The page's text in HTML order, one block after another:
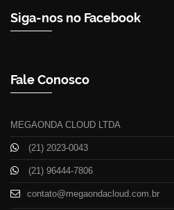
Siga-nos no Facebook
Fale Conosco
MEGAONDA CLOUD LTDA
(21) 2023-0043
(21) 96444-7806
contato@megaondacloud.com.br